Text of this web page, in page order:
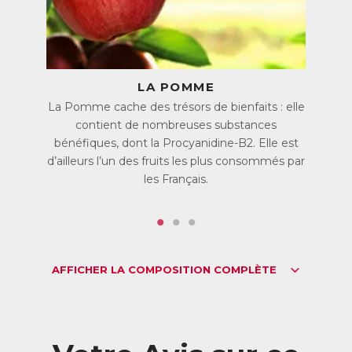
Télécharger la fiche produit
LA POMME
La Pomme cache des trésors de bienfaits : elle
contient de nombreuses substances
bénéfiques, dont la Procyanidine-B2. Elle est
d’ailleurs l’un des fruits les plus consommés par
les Français.
AFFICHER LA COMPOSITION COMPLÈTE